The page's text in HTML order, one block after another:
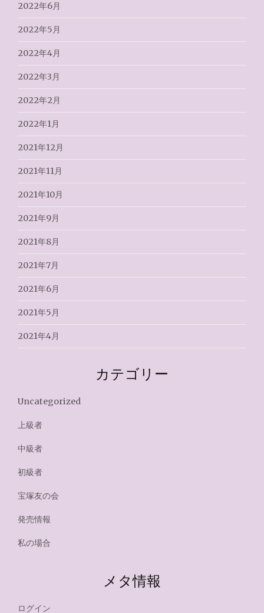
2022年6月
2022年5月
2022年4月
2022年3月
2022年2月
2022年1月
2021年12月
2021年11月
2021年10月
2021年9月
2021年8月
2021年7月
2021年6月
2021年5月
2021年4月
カテゴリー
Uncategorized
上級者
中級者
初級者
宝塚友の会
発売情報
私の場合
メタ情報
ログイン